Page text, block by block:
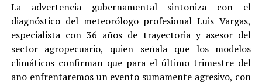
La advertencia gubernamental sintoniza con el
diagnóstico del meteorólogo profesional Luis Vargas,
especialista con 36 años de trayectoria y asesor del
sector agropecuario, quien señala que los modelos
climáticos confirman que para el último trimestre del
año enfrentaremos un evento sumamente agresivo, con